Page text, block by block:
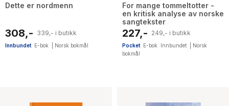
Dette er nordmenn
308,- 339,- i butikk
Innbundet E-bok Norsk bokmål
For mange tommeltotter -
en kritisk analyse av norske
sangtekster
227,- 249,- i butikk
Pocket E-bok Innbundet
Norsk
bokmål